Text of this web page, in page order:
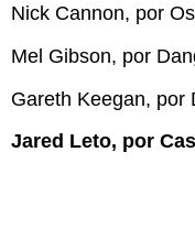
Nick Cannon, por
Mel Gibson, por
Gareth Keegan, por
Jared Leto, por